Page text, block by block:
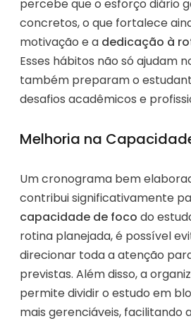
percebe que o esforço diário
concretos, o que fortalece
motivação e a dedicação à
Esses hábitos não só ajudam
também preparam o
desafios acadêmicos e
Melhoria na
Um cronograma bem
contribui significativamente
capacidade de foco do
rotina planejada, é possível
direcionar toda a atenção
previstas. Além disso, a
permite dividir o estudo em
mais gerenciáveis, facilitando